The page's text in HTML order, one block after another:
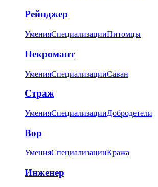
Рейнджер
УменияСпециализацииПитомцы
Некромант
УменияСпециализацииСаван
Страж
УменияСпециализацииДобродетели
Вор
УменияСпециализацииКража
Инженер